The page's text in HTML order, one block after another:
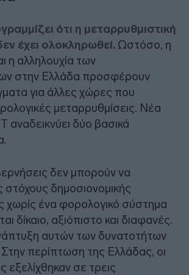
ότι η μεταρρυθμιστική
έχει ολοκληρωθεί. Ωστόσο, η
η αλληλουχία των
στην Ελλάδα προσφέρουν
για άλλες χώρες που
μεταρρυθμίσεις. Νέα
αναδεικνύει δύο βασικά
δεν μπορούν να
στόχους δημοσιονομικής
χωρίς ένα φορολογικό σύστημα
δίκαιο, αξιόπιστο και διαφανές.
αυτών των δυνατοτήτων
Στην περίπτωση της Ελλάδας, οι
εξελίχθηκαν σε τρεις